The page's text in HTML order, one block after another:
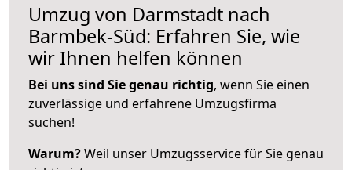
Umzug von Darmstadt nach
Barmbek-Süd: Erfahren Sie, wie
wir Ihnen helfen können
Bei uns sind Sie genau richtig, wenn Sie einen
zuverlässige und erfahrene Umzugsfirma
suchen!
Warum?Weil unser Umzugsservice für Sie genau